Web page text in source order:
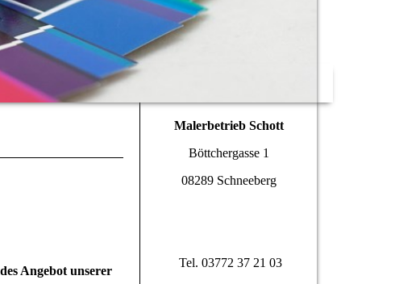
Angebot unserer
Malerbetrieb Schott
Böttchergasse 1
08289 Schneeberg
Tel. 03772 37 21 03